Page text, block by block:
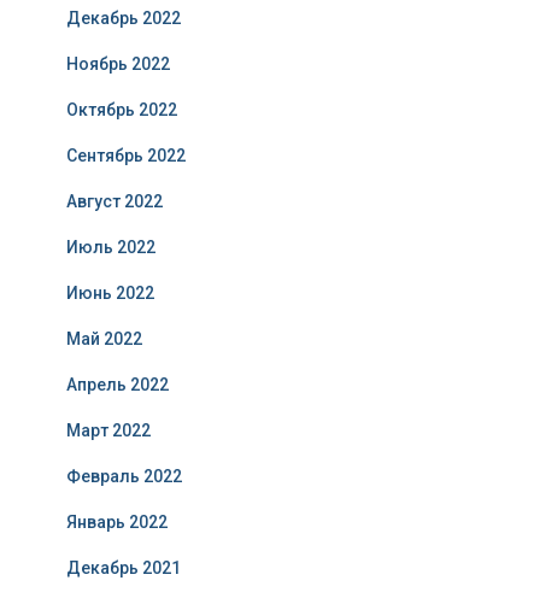
Декабрь 2022
Ноябрь 2022
Октябрь 2022
Сентябрь 2022
Август 2022
Июль 2022
Июнь 2022
Май 2022
Апрель 2022
Март 2022
Февраль 2022
Январь 2022
Декабрь 2021